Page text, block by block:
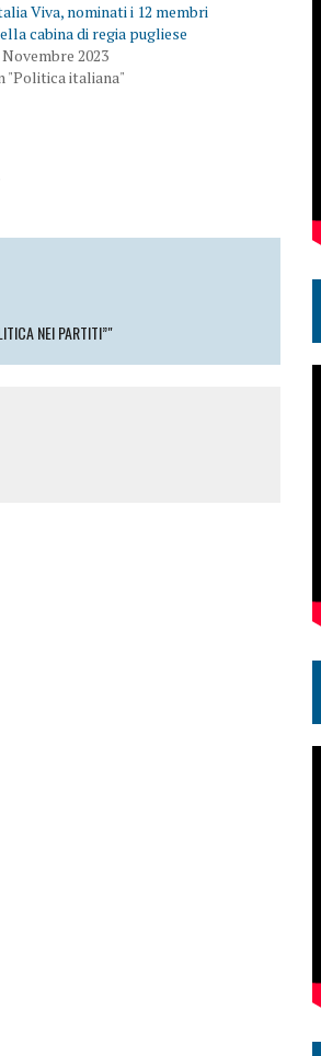
Viva, nominati i 12 membri
cabina di regia pugliese
Novembre 2023
"Politica italiana"
NEI PARTITI”"